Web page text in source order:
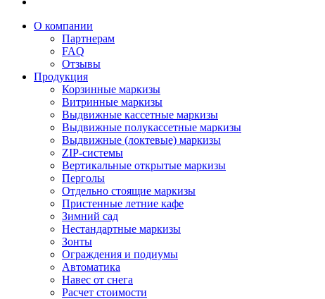
О компании
Партнерам
FAQ
Отзывы
Продукция
Корзинные маркизы
Витринные маркизы
Выдвижные кассетные маркизы
Выдвижные полукассетные маркизы
Выдвижные (локтевые) маркизы
ZIP-системы
Вертикальные открытые маркизы
Перголы
Отдельно стоящие маркизы
Пристенные летние кафе
Зимний сад
Нестандартные маркизы
Зонты
Ограждения и подиумы
Автоматика
Навес от снега
Расчет стоимости